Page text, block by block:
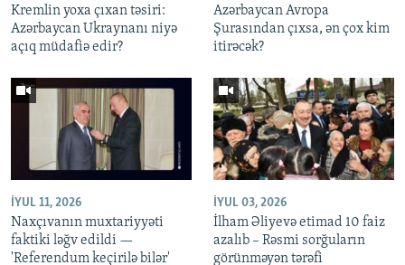
Kremlin yoxa çıxan təsiri:
Azərbaycan Ukraynanı niyə
açıq müdafiə edir?
Azərbaycan Avropa
Şurasından çıxsa, ən çox kim
itirəcək?
İYUL 11, 2026
Naxçıvanın muxtariyyəti
faktiki ləğv edildi —
'Referendum keçirilə bilər'
İYUL 03, 2026
İlham Əliyevə etimad 10 faiz
azalıb – Rəsmi sorğuların
görünməyən tərəfi